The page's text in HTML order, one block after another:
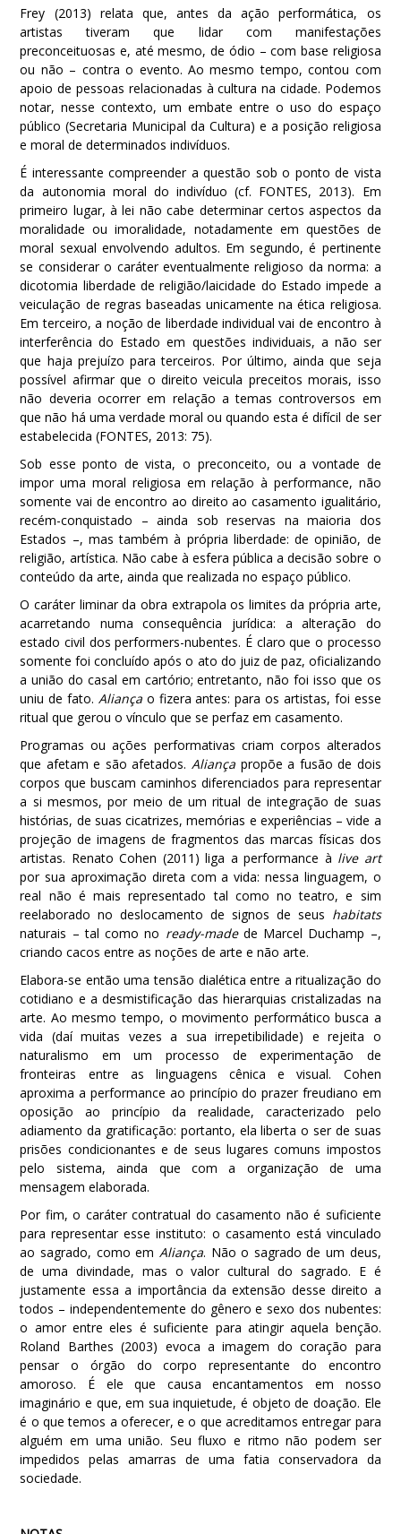
Frey (2013) relata que, antes da ação performática, os
artistas tiveram que lidar com manifestações
preconceituosas e, até mesmo, de ódio – com base religiosa
ou não – contra o evento. Ao mesmo tempo, contou com
apoio de pessoas relacionadas à cultura na cidade. Podemos
notar, nesse contexto, um embate entre o uso do espaço
público (Secretaria Municipal da Cultura) e a posição religiosa
e moral de determinados indivíduos.
É interessante compreender a questão sob o ponto de vista
da autonomia moral do indivíduo (cf. FONTES, 2013). Em
primeiro lugar, à lei não cabe determinar certos aspectos da
moralidade ou imoralidade, notadamente em questões de
moral sexual envolvendo adultos. Em segundo, é pertinente
se considerar o caráter eventualmente religioso da norma: a
dicotomia liberdade de religião/laicidade do Estado impede a
veiculação de regras baseadas unicamente na ética religiosa.
Em terceiro, a noção de liberdade individual vai de encontro à
interferência do Estado em questões individuais, a não ser
que haja prejuízo para terceiros. Por último, ainda que seja
possível afirmar que o direito veicula preceitos morais, isso
não deveria ocorrer em relação a temas controversos em
que não há uma verdade moral ou quando esta é difícil de ser
estabelecida (FONTES, 2013: 75).
Sob esse ponto de vista, o preconceito, ou a vontade de
impor uma moral religiosa em relação à performance, não
somente vai de encontro ao direito ao casamento igualitário,
recém-conquistado – ainda sob reservas na maioria dos
Estados –, mas também à própria liberdade: de opinião, de
religião, artística. Não cabe à esfera pública a decisão sobre o
conteúdo da arte, ainda que realizada no espaço público.
O caráter liminar da obra extrapola os limites da própria arte,
acarretando numa consequência jurídica: a alteração do
estado civil dos performers-nubentes. É claro que o processo
somente foi concluído após o ato do juiz de paz, oficializando
a união do casal em cartório; entretanto, não foi isso que os
uniu de fato. Aliançao fizera antes: para os artistas, foi esse
ritual que gerou o vínculo que se perfaz em casamento.
Programas ou ações performativas criam corpos alterados
que afetam e são afetados. Aliança propõe a fusão de dois
corpos que buscam caminhos diferenciados para representar
a si mesmos, por meio de um ritual de integração de suas
histórias, de suas cicatrizes, memórias e experiências – vide a
projeção de imagens de fragmentos das marcas físicas dos
artistas. Renato Cohen (2011) liga a performance à live art
por sua aproximação direta com a vida: nessa linguagem, o
real não é mais representado tal como no teatro, e sim
reelaborado no deslocamento de signos de seus habitats
naturais – tal como no ready-madede Marcel Duchamp –,
criando cacos entre as noções de arte e não arte.
Elabora-se então uma tensão dialética entre a ritualização do
cotidiano e a desmistificação das hierarquias cristalizadas na
arte. Ao mesmo tempo, o movimento performático busca a
vida (daí muitas vezes a sua irrepetibilidade) e rejeita o
naturalismo em um processo de experimentação de
fronteiras entre as linguagens cênica e visual. Cohen
aproxima a performance ao princípio do prazer freudiano em
oposição ao princípio da realidade, caracterizado pelo
adiamento da gratificação: portanto, ela liberta o ser de suas
prisões condicionantes e de seus lugares comuns impostos
pelo sistema, ainda que com a organização de uma
mensagem elaborada.
Por fim, o caráter contratual do casamento não é suficiente
para representar esse instituto: o casamento está vinculado
ao sagrado, como em Aliança. Não o sagrado de um deus,
de uma divindade, mas o valor cultural do sagrado. E é
justamente essa a importância da extensão desse direito a
todos – independentemente do gênero e sexo dos nubentes:
o amor entre eles é suficiente para atingir aquela benção.
Roland Barthes (2003) evoca a imagem do coração para
pensar o órgão do corpo representante do encontro
amoroso. É ele que causa encantamentos em nosso
imaginário e que, em sua inquietude, é objeto de doação. Ele
é o que temos a oferecer, e o que acreditamos entregar para
alguém em uma união. Seu fluxo e ritmo não podem ser
impedidos pelas amarras de uma fatia conservadora da
sociedade.